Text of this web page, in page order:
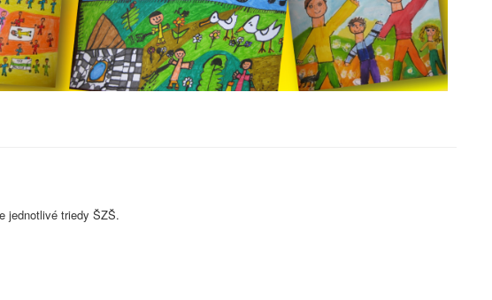
jednotlivé triedy ŠZŠ.